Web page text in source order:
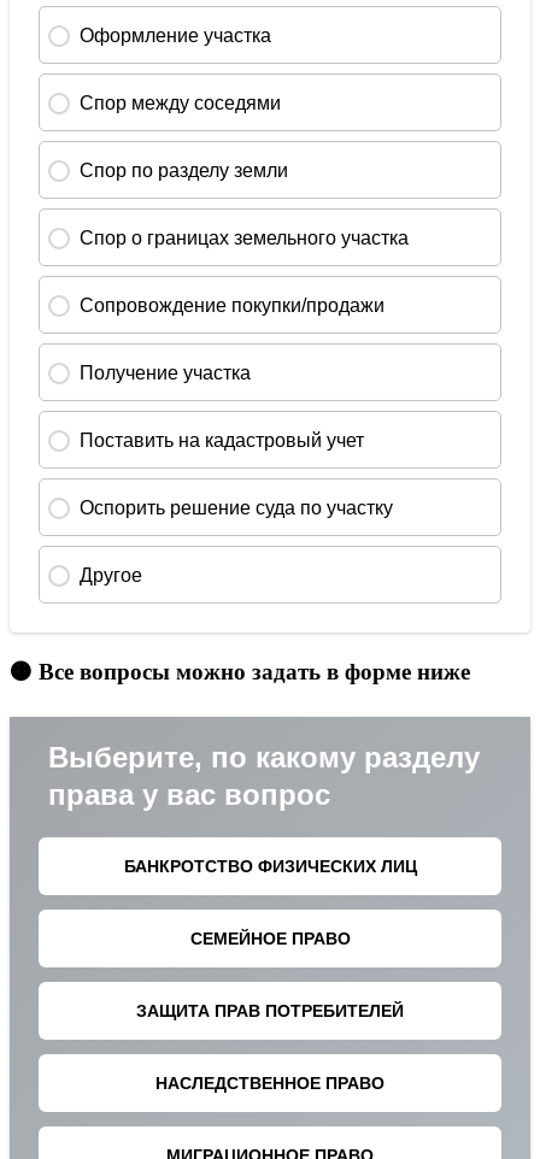
🟠 Все вопросы можно задать в форме ниже